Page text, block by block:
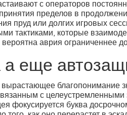
с операторов
пределов в
пруд или долгих игровых
тактиками, которые
аврия ограниченнее
еще
вырастающее благопонимание
с целеустремленными
фокусируется буква